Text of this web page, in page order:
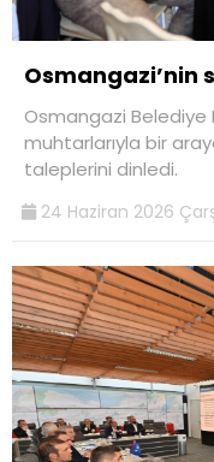
Osmangazi’nin
Osmangazi Belediye
muhtarlarıyla bir
taleplerini dinledi.
24 Haziran 2026